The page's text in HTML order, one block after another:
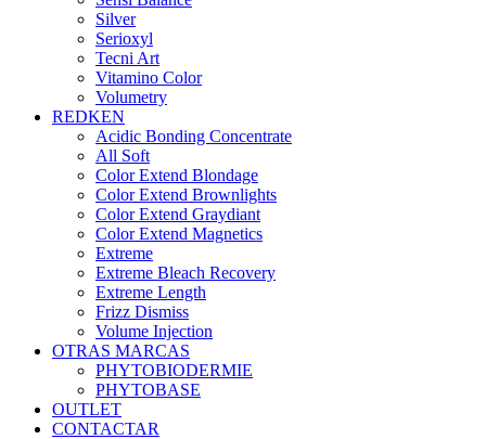
Silver
Serioxyl
Tecni Art
Vitamino Color
Volumetry
REDKEN
Acidic Bonding Concentrate
All Soft
Color Extend Blondage
Color Extend Brownlights
Color Extend Graydiant
Color Extend Magnetics
Extreme
Extreme Bleach Recovery
Extreme Length
Frizz Dismiss
Volume Injection
OTRAS MARCAS
PHYTOBIODERMIE
PHYTOBASE
OUTLET
CONTACTAR